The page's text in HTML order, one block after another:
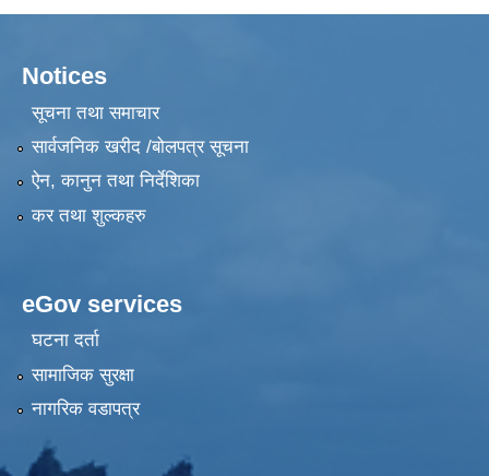
Notices
सूचना तथा समाचार
सार्वजनिक खरीद /बोलपत्र सूचना
ऐन, कानुन तथा निर्देशिका
कर तथा शुल्कहरु
eGov services
घटना दर्ता
सामाजिक सुरक्षा
नागरिक वडापत्र